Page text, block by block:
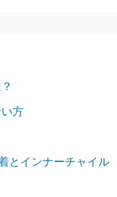
方
とインナーチャイル